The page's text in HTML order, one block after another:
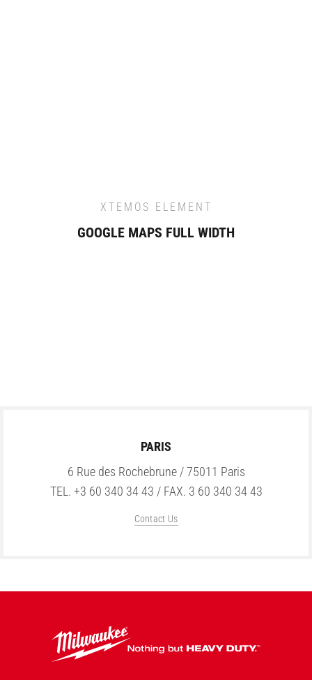
XTEMOS ELEMENT
GOOGLE MAPS FULL WIDTH
PARIS
6 Rue des Rochebrune / 75011 Paris
TEL. +3 60 340 34 43 / FAX. 3 60 340 34 43
Contact Us